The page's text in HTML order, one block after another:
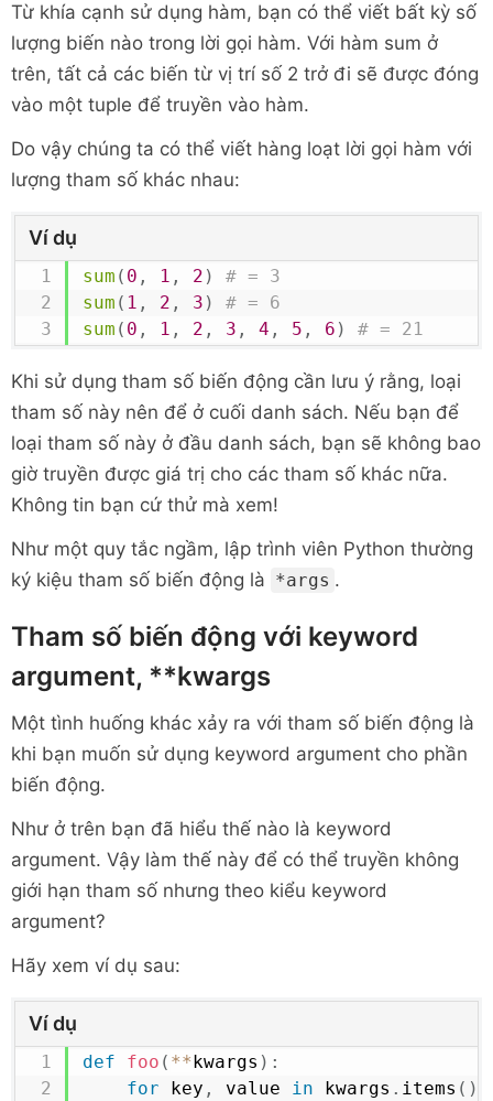
Từ khía cạnh sử dụng hàm, bạn có thể viết bất kỳ số
lượng biến nào trong lời gọi hàm. Với hàm sum ở
trên, tất cả các biến từ vị trí số 2 trở đi sẽ được đóng
vào một tuple để truyền vào hàm.
Do vậy chúng ta có thể viết hàng loạt lời gọi hàm với
lượng tham số khác nhau:
Ví dụ
sum ( 0 , 1 , 2 )
# = 3
sum ( 1 , 2 , 3 )
# = 6
sum ( 0 , 1 , 2 , 3 , 4 , 5 , 6 ) # = 21
Khi sử dụng tham số biến động cần lưu ý rằng, loại
tham số này nên để ở cuối danh sách. Nếu bạn để
loại tham số này ở đầu danh sách, bạn sẽ không bao
giờ truyền được giá trị cho các tham số khác nữa.
Không tin bạn cứ thử mà xem!
Như một quy tắc ngầm, lập trình viên Python thường
ký kiệu tham số biến động là *args .
Tham số biến động với keyword
argument, **kwargs
Một tình huống khác xảy ra với tham số biến động là
khi bạn muốn sử dụng keyword argument cho phần
biến động.
Như ở trên bạn đã hiểu thế nào là keyword
argument. Vậy làm thế này để có thể truyền không
giới hạn tham số nhưng theo kiểu keyword
argument?
Hãy xem ví dụ sau:
Ví dụ
def foo ( **kwargs ) :
for key , value in kwargs . items ( )